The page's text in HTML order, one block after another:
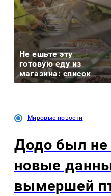
Не ешьте эту
готовую еду из
магазина: список
Мировые новости
Додо был не
новые
вымершей